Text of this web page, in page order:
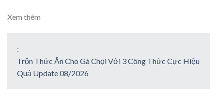
Xem thêm
:
Trộn Thức Ăn Cho Gà Chọi Với 3 Công Thức Cực Hiệu
Quả Update 08/2026